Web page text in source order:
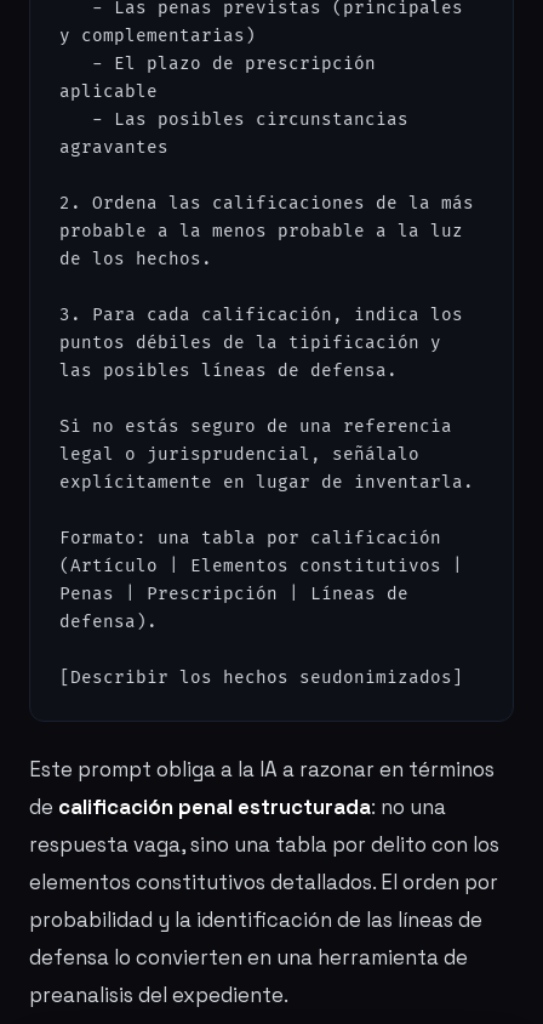
y complementarias)
aplicable
agravantes
2. Ordena las calificaciones de la más
probable a la menos probable a la luz
de los hechos.
3. Para cada calificación, indica los
puntos débiles de la tipificación y
las posibles líneas de defensa.
Si no estás seguro de una referencia
legal o jurisprudencial, señálalo
explícitamente en lugar de inventarla.
Formato: una tabla por calificación
(Artículo | Elementos constitutivos |
Penas | Prescripción | Líneas de
defensa).
[Describir los hechos seudonimizados]
Este prompt obliga a la IA a razonar en términos
de calificación penal estructurada: no una
respuesta vaga, sino una tabla por delito con los
elementos constitutivos detallados. El orden por
probabilidad y la identificación de las líneas de
defensa lo convierten en una herramienta de
preanalisis del expediente.